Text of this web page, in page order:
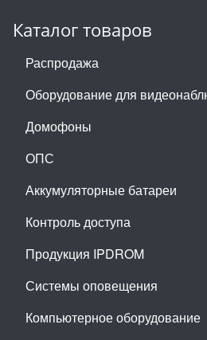
Каталог товаров
Распродажа
Оборудование для
Домофоны
ОПС
Аккумуляторные батареи
Контроль доступа
Продукция IPDROM
Системы оповещения
Компьютерное оборудование